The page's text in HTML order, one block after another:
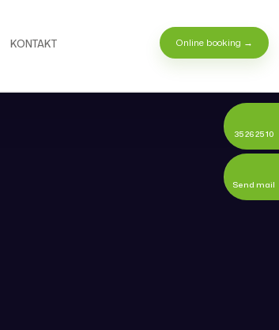
KONTAKT Online booking​ →
35 26 25 10
Send mail